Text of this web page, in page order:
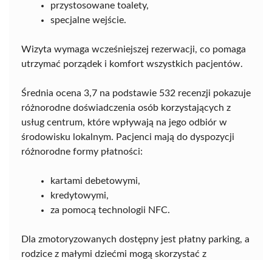
przystosowane toalety,
specjalne wejście.
Wizyta wymaga wcześniejszej rezerwacji, co pomaga
utrzymać porządek i komfort wszystkich pacjentów.
Średnia ocena 3,7 na podstawie 532 recenzji pokazuje
różnorodne doświadczenia osób korzystających z
usług centrum, które wpływają na jego odbiór w
środowisku lokalnym. Pacjenci mają do dyspozycji
różnorodne formy płatności:
kartami debetowymi,
kredytowymi,
za pomocą technologii NFC.
Dla zmotoryzowanych dostępny jest płatny parking, a
rodzice z małymi dziećmi mogą skorzystać z